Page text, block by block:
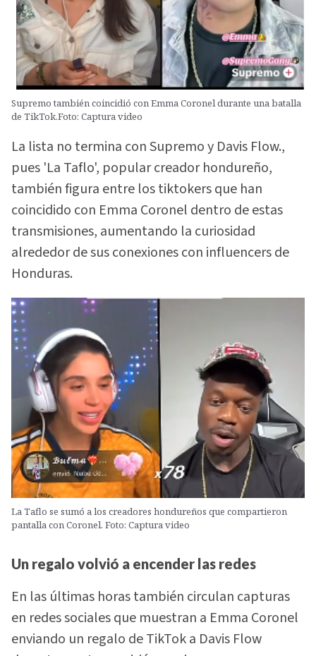
Supremo también coincidió con Emma Coronel durante una batalla
de TikTok.Foto: Captura video
La lista no termina con Supremo y Davis Flow.,
pues 'La Taflo', popular creador hondureño,
también figura entre los tiktokers que han
coincidido con Emma Coronel dentro de estas
transmisiones, aumentando la curiosidad
alrededor de sus conexiones con influencers de
Honduras.
La Taflo se sumó a los creadores hondureños que compartieron
pantalla con Coronel. Foto: Captura video
Un regalo volvió a encender las redes
En las últimas horas también circulan capturas
en redes sociales que muestran a Emma Coronel
enviando un regalo de TikTok a Davis Flow